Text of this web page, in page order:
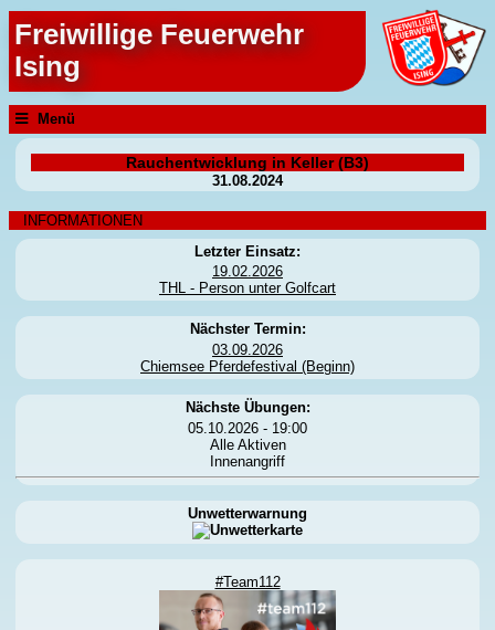
Freiwillige Feuerwehr
Ising
Menü
Rauchentwicklung in Keller (B3)
31.08.2024
INFORMATIONEN
Letzter Einsatz:
19.02.2026
THL - Person unter Golfcart
Nächster Termin:
03.09.2026
Chiemsee Pferdefestival (Beginn)
Nächste Übungen:
05.10.2026 - 19:00
Alle Aktiven
Innenangriff
Unwetterwarnung
#Team112